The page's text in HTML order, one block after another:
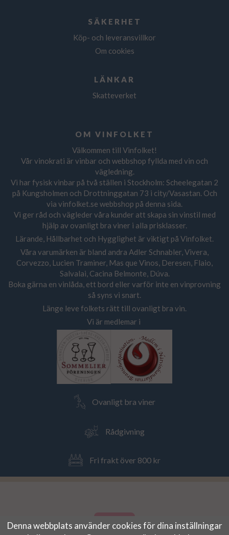
SÄKERHET
Köp- och leveransvillkor
Om cookies
LÄNKAR
Skatteverket
OM VINFOLKET
Välkommen till Vinfolket!
Vår vinokrati är vinbar och webbshop fyllda med vin och
vägledning.
Vi har fysisk vinbar på två ställen i Stockholm: Scheelegatan 2
på Kungsholmen och Drottninggatan 73 i city/Vasastan. Och
via vinfolket.se webbshop på denna sida.
Vi ger råd och vägleder våra kunder att skapa sin vinstil med
hjälp av ovanligt bra viner i alla prisklasser.
Lärande, Hållbarhet och Hygglighet är viktigt på Vinfolket.
Våra varumärken är bland andra Adler Schnabler, Vivera,
Corvezzo, Lucien Traminer, Mas que Vinos, Deresen, Flaio,
Salvalai, Cacina Belmonte, Dúva.
Boka gärna en vinlåda, ett bord eller varför inte en vinprovning
så syns vi snart.
Länge leve folkets rätt till ovanligt bra vin.
Vi är medlemar i
Ovanligt bra viner
Rådgivning
Fri frakt över 800 kr
Denna webbplats använder cookies för dina inställningar